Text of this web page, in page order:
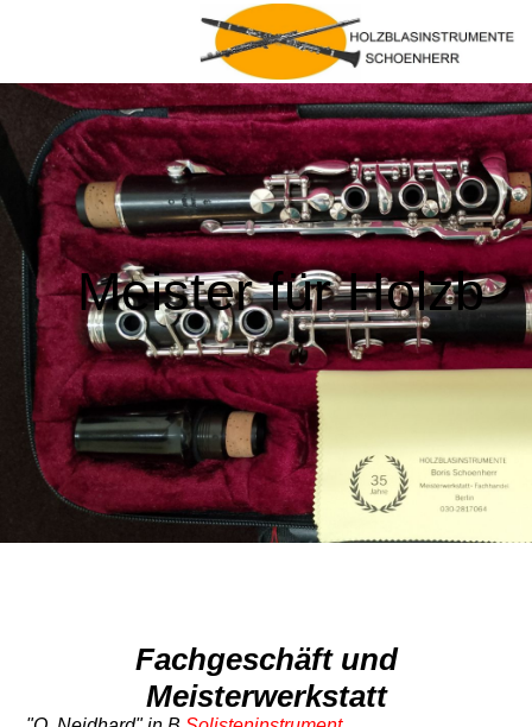
Meister für Holzb
Fachgeschäft und
Meisterwerkstatt